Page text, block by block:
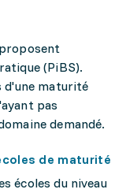
(PiBS).
d'une maturité
pas
demandé.
de maturité
écoles du niveau